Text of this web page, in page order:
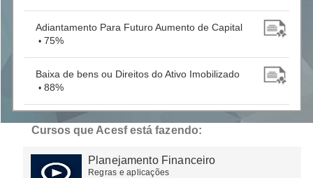
Adiantamento Para Futuro Aumento de Capital
• 75%
Baixa de bens ou Direitos do Ativo Imobilizado
• 88%
Benfeitorias e Construções em propriedades de
terceiros • 100%
Distribuição de Brindes • 100%
Cursos que Acesf está fazendo:
Planejamento Financeiro
Regras e aplicações